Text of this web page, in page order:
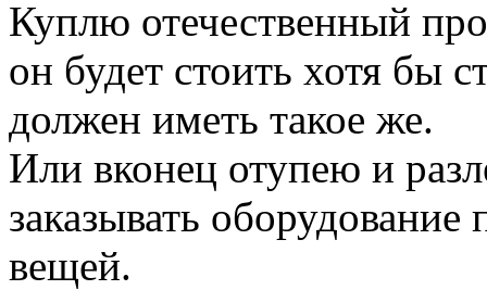
Куплю отечественный
он будет стоить хотя бы
должен иметь такое же.
Или вконец отупею и
заказывать
вещей.